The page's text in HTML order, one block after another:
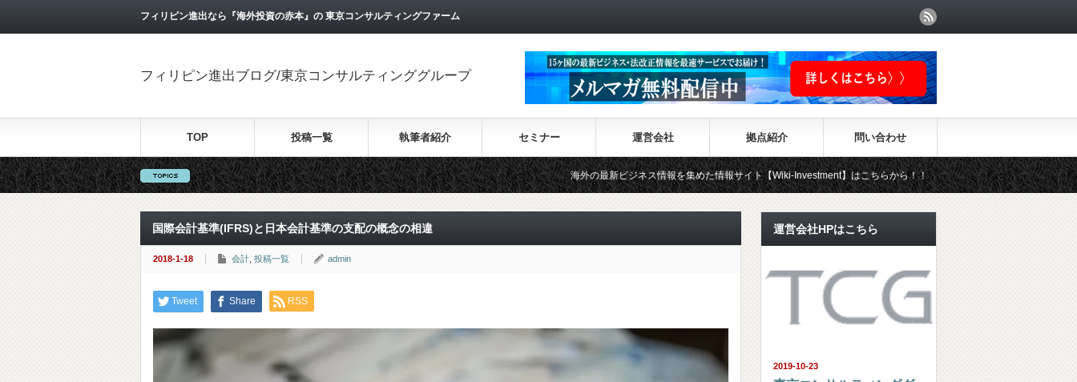
フィリピン進出なら『海外投資の赤本』の 東京コンサルティングファーム
フィリピン進出ブログ/東京コンサルティンググループ
TOP 投稿一覧 執筆者紹介 セミナー 運営会社 拠点紹介 問い合わせ
海外の最新ビジネス情報を集めた情報サイト【Wiki-Investment】はこちらから！！
国際会計基準(IFRS)と日本会計基準の支配の概念の相違
2018-1-18 会計 投稿一覧 admin
Tweet Share RSS
運営会社HPはこちら
2019-10-23